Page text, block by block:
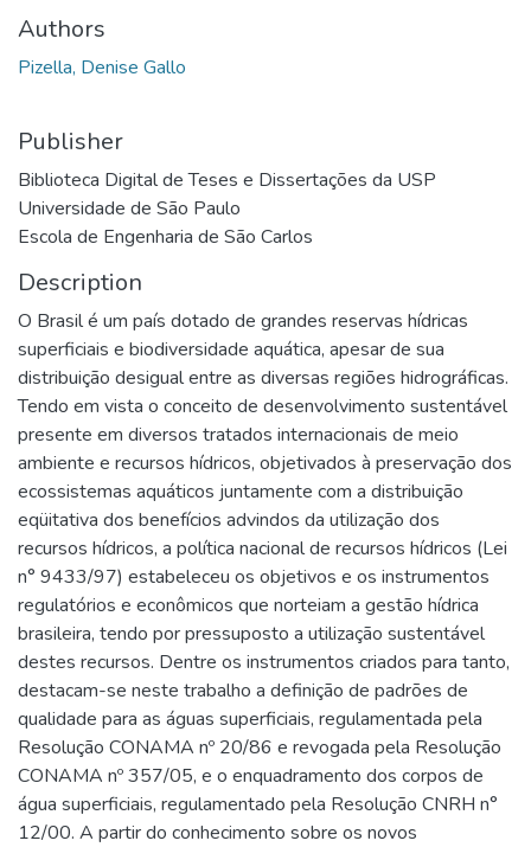
Authors
Pizella, Denise Gallo
Publisher
Biblioteca Digital de Teses e Dissertações da USP
Universidade de São Paulo
Escola de Engenharia de São Carlos
Description
O Brasil é um país dotado de grandes reservas hídricas
superficiais e biodiversidade aquática, apesar de sua
distribuição desigual entre as diversas regiões hidrográficas.
Tendo em vista o conceito de desenvolvimento sustentável
presente em diversos tratados internacionais de meio
ambiente e recursos hídricos, objetivados à preservação dos
ecossistemas aquáticos juntamente com a distribuição
eqüitativa dos benefícios advindos da utilização dos
recursos hídricos, a política nacional de recursos hídricos (Lei
n° 9433/97) estabeleceu os objetivos e os instrumentos
regulatórios e econômicos que norteiam a gestão hídrica
brasileira, tendo por pressuposto a utilização sustentável
destes recursos. Dentre os instrumentos criados para tanto,
destacam-se neste trabalho a definição de padrões de
qualidade para as águas superficiais, regulamentada pela
Resolução CONAMA nº 20/86 e revogada pela Resolução
CONAMA nº 357/05, e o enquadramento dos corpos de
água superficiais, regulamentado pela Resolução CNRH n°
12/00. A partir do conhecimento sobre os novos